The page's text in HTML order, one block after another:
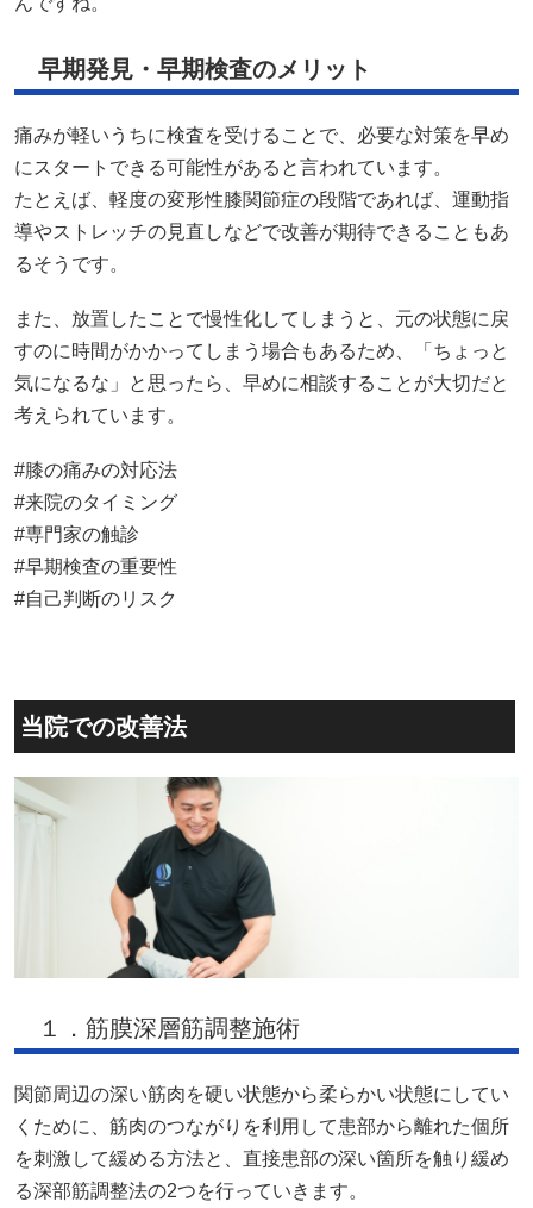
早期発見・早期検査のメリット
痛みが軽いうちに検査を受けることで、必要な対策を早め
にスタートできる可能性があると言われています。
たとえば、軽度の変形性膝関節症の段階であれば、運動指
導やストレッチの見直しなどで改善が期待できることもあ
るそうです。
また、放置したことで慢性化してしまうと、元の状態に戻
すのに時間がかかってしまう場合もあるため、「ちょっと
気になるな」と思ったら、早めに相談することが大切だと
考えられています。
#膝の痛みの対応法
#来院のタイミング
#専門家の触診
#早期検査の重要性
#自己判断のリスク
当院での改善法
１．筋膜深層筋調整施術
関節周辺の深い筋肉を硬い状態から柔らかい状態にしてい
くために、筋肉のつながりを利用して患部から離れた個所
を刺激して緩める方法と、直接患部の深い箇所を触り緩め
る深部筋調整法の2つを行っていきます。